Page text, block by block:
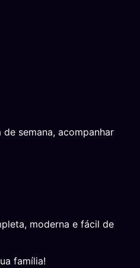
semana, acompanhar
moderna e fácil de
família!